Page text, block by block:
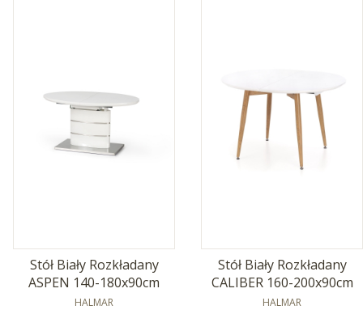
Stół Biały Rozkładany
ASPEN 140-180x90cm
PRODUCENT
HALMAR
Stół Biały Rozkładany
CALIBER 160-200x90cm
PRODUCENT
HALMAR